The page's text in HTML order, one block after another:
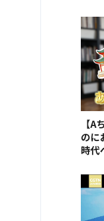
【
のに
時代